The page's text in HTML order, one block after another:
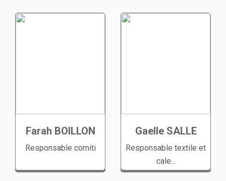
Farah BOILLON
Responsable comiti
Gaelle SALLE
Responsable textile et
cale...